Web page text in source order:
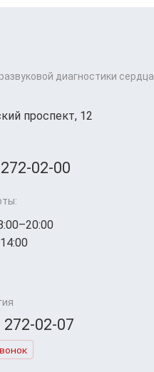
диагностики сердца
проспект, 12
02-00
272-02-07